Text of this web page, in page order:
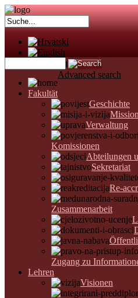
Fakultät
Geschichte
Verwaltung
Komissionen
Abteilungen
Sekretariat
Re-
Zusammenarbeit
Zugang zu
Lehren
Visionen
Advanced search